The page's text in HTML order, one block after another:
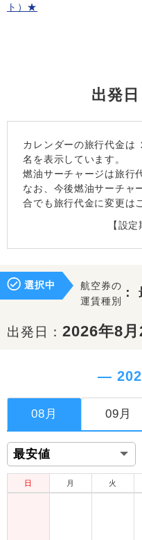
ト）★
出発
カレンダーの旅行代金は
名を表示しています。
燃油サーチャージは旅行
なお、今後燃油サーチャ
合でも旅行代金に変更は
【設
選択中
航空券の
運賃種別
：
出発日： 2026年8月
―
08月 09月
日 月 火